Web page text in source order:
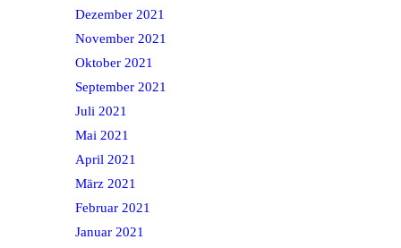
Dezember 2021
November 2021
Oktober 2021
September 2021
Juli 2021
Mai 2021
April 2021
März 2021
Februar 2021
Januar 2021